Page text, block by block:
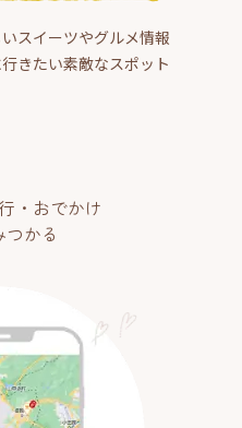
スイーツやグルメ情報
きたい素敵なスポット
・おでかけ
かる